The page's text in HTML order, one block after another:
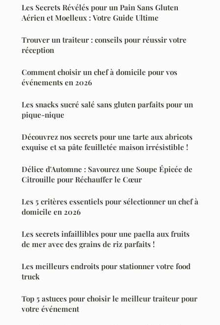
Les Secrets Révélés pour un Pain Sans Gluten
Aérien et Moelleux : Votre Guide Ultime
Trouver un traiteur : conseils pour réussir votre
réception
Comment choisir un chef à domicile pour vos
événements en 2026
Les snacks sucré salé sans gluten parfaits pour un
pique-nique
Découvrez nos secrets pour une tarte aux abricots
exquise et sa pâte feuilletée maison irrésistible !
Délice d'Automne : Savourez une Soupe Épicée de
Citrouille pour Réchauffer le Cœur
Les 5 critères essentiels pour sélectionner un chef à
domicile en 2026
Les secrets infaillibles pour une paella aux fruits
de mer avec des grains de riz parfaits !
Les meilleurs endroits pour stationner votre food
truck
Top 5 astuces pour choisir le meilleur traiteur pour
votre événement